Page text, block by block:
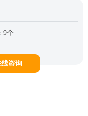
9个
线咨询